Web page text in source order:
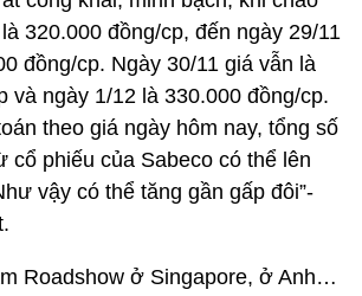
320.000 đồng/cp, đến ngày 29/11
đồng/cp. Ngày 30/11 giá vẫn là
và ngày 1/12 là 330.000 đồng/cp.
theo giá ngày hôm nay, tổng số
cổ phiếu của Sabeco có thể lên
vậy có thể tăng gần gấp đôi”-
Roadshow ở Singapore, ở Anh…